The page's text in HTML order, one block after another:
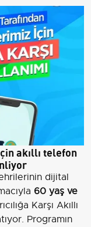
akıllı telefon
dijital
60 yaş ve
Karşı Akıllı
Programın